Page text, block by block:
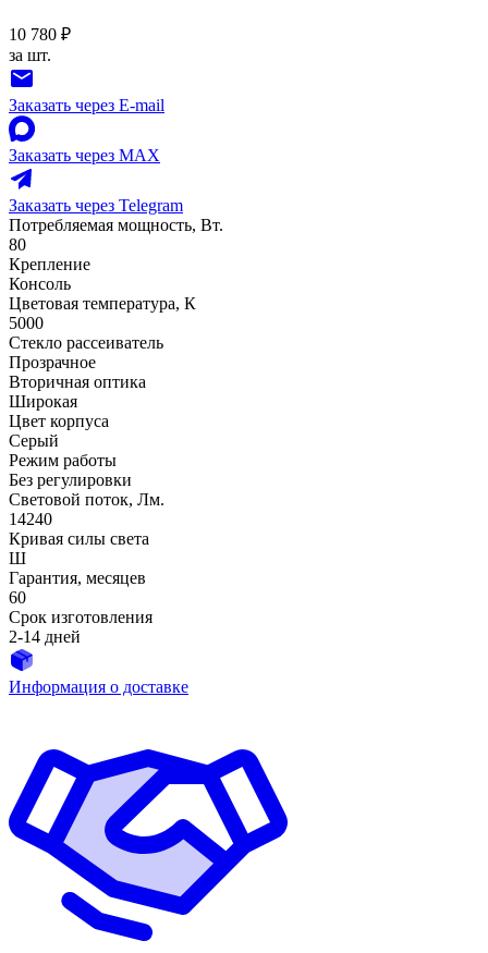
10 780 ₽
за шт.
Заказать через E-mail
Заказать через MAX
Заказать через Telegram
Потребляемая мощность, Вт.
80
Крепление
Консоль
Цветовая температура, К
5000
Стекло рассеиватель
Прозрачное
Вторичная оптика
Широкая
Цвет корпуса
Серый
Режим работы
Без регулировки
Световой поток, Лм.
14240
Кривая силы света
Ш
Гарантия, месяцев
60
Срок изготовления
2-14 дней
Информация о доставке